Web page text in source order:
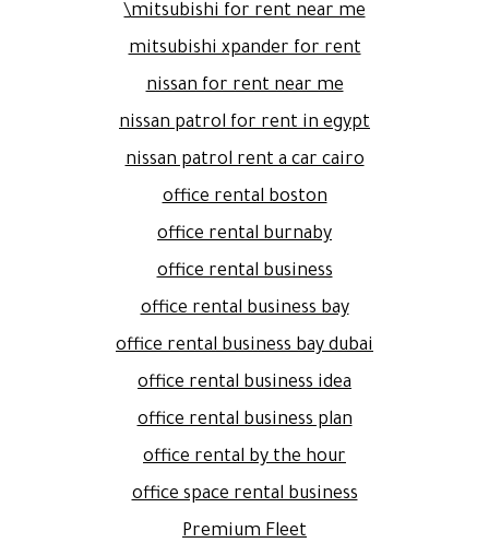
mitsubishi for rent near me\
mitsubishi xpander for rent
nissan for rent near me
nissan patrol for rent in egypt
nissan patrol rent a car cairo
office rental boston
office rental burnaby
office rental business
office rental business bay
office rental business bay dubai
office rental business idea
office rental business plan
office rental by the hour
office space rental business
Premium Fleet